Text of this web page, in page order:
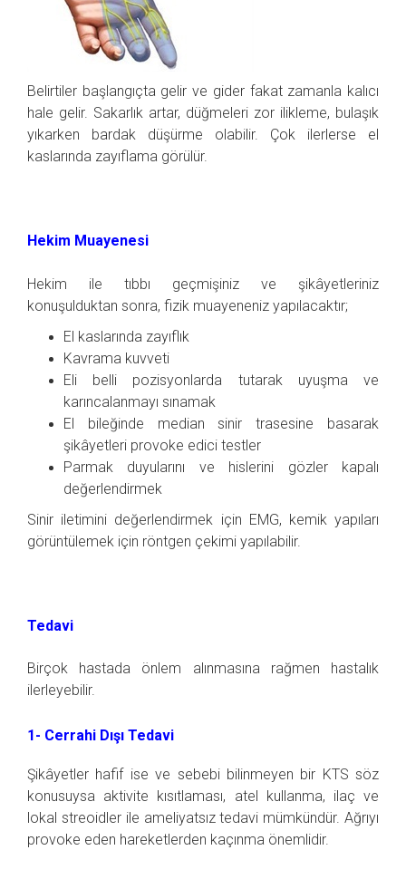
Belirtiler başlangıçta gelir ve gider fakat zamanla kalıcı
hale gelir. Sakarlık artar, düğmeleri zor ilikleme, bulaşık
yıkarken bardak düşürme olabilir. Çok ilerlerse el
kaslarında zayıflama görülür.
Hekim Muayenesi
Hekim ile tıbbı geçmişiniz ve şikâyetleriniz
konuşulduktan sonra, fizik muayeneniz yapılacaktır;
El kaslarında zayıflık
Kavrama kuvveti
Eli belli pozisyonlarda tutarak uyuşma ve
karıncalanmayı sınamak
El bileğinde median sinir trasesine basarak
şikâyetleri provoke edici testler
Parmak duyularını ve hislerini gözler kapalı
değerlendirmek
Sinir iletimini değerlendirmek için EMG, kemik yapıları
görüntülemek için röntgen çekimi yapılabilir.
Tedavi
Birçok hastada önlem alınmasına rağmen hastalık
ilerleyebilir.
1- Cerrahi Dışı Tedavi
Şikâyetler hafif ise ve sebebi bilinmeyen bir KTS söz
konusuysa aktivite kısıtlaması, atel kullanma, ilaç ve
lokal streoidler ile ameliyatsız tedavi mümkündür. Ağrıyı
provoke eden hareketlerden kaçınma önemlidir.